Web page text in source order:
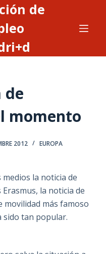
de
de
momento
2012 EUROPA
la noticia de
la noticia de
más famoso
tan popular.